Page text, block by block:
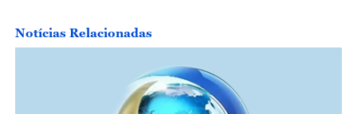
Notícias Relacionadas